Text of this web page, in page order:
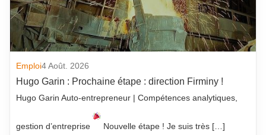
Emploi4 Août. 2026
Hugo Garin : Prochaine étape : direction Firminy !
Hugo Garin Auto-entrepreneur | Compétences analytiques,
gestion d’entreprise Nouvelle étape ! Je suis très […]